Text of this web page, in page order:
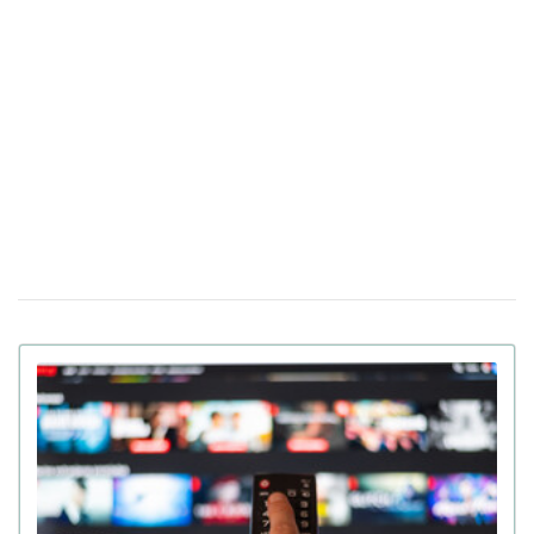
OpenAI представить на Каннському
(відео)
26 серпня 17:57
Вийшов трейлер фільму Антона Птушкіна
«Антарктида»: незабаром у кінотеатрах України (відео)
20 серпня 15:45
Оскароносний режисер Мстислав Чернов
розпочав зйомки нового документального фільму про
мирні переговори (фото)